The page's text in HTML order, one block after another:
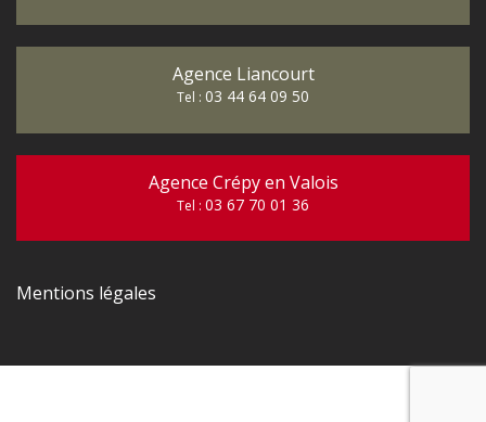
Agence Liancourt
Tel : 03 44 64 09 50
Agence Crépy en Valois
Tel : 03 67 70 01 36
Mentions légales